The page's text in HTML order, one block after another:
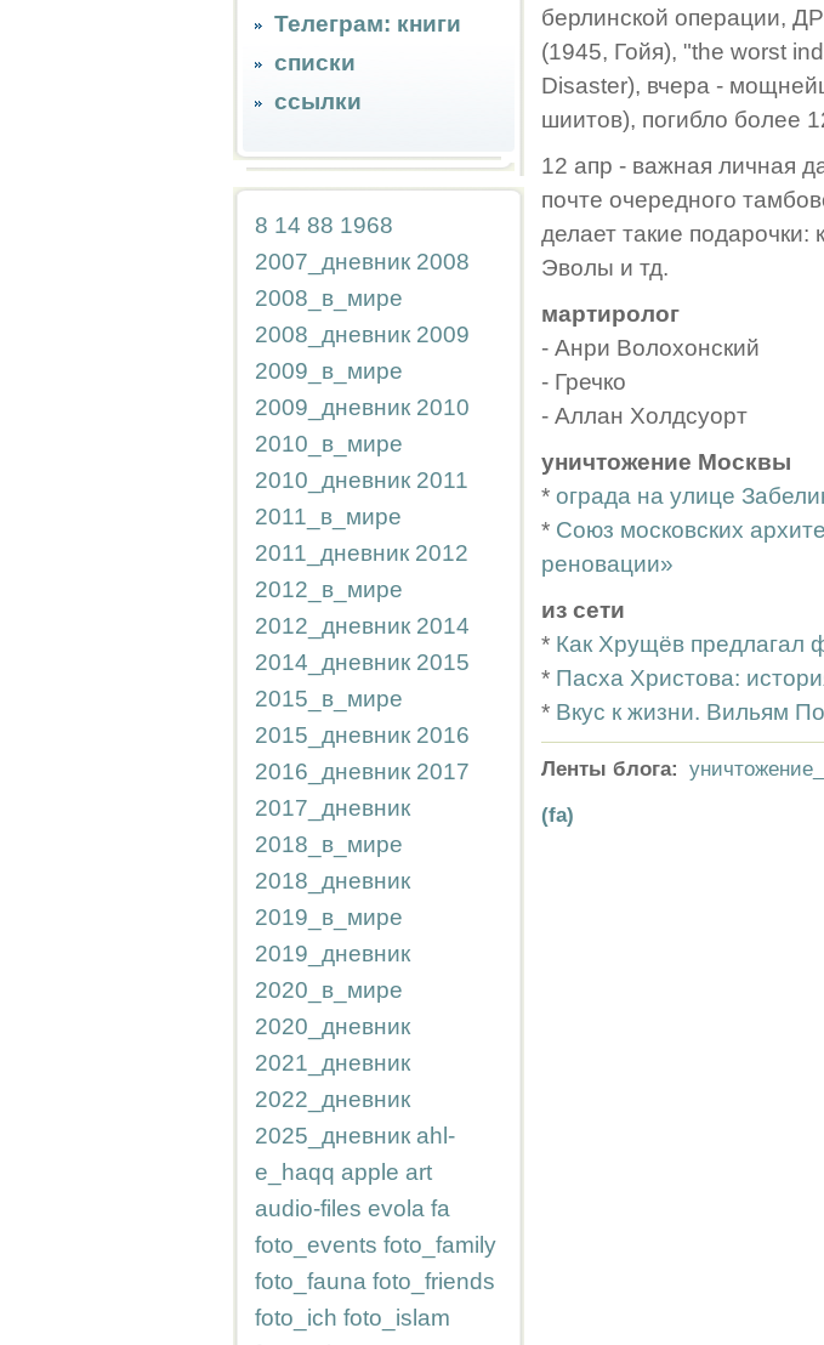
Телеграм: книги
списки
ссылки
8 14 88 1968
2007_дневник 2008
2008_в_мире
2008_дневник 2009
2009_в_мире
2009_дневник 2010
2010_в_мире
2010_дневник 2011
2011_в_мире
2011_дневник 2012
2012_в_мире
2012_дневник 2014
2014_дневник 2015
2015_в_мире
2015_дневник 2016
2016_дневник 2017
2017_дневник
2018_в_мире
2018_дневник
2019_в_мире
2019_дневник
2020_в_мире
2020_дневник
2021_дневник
2022_дневник
2025_дневник ahl-
e_haqq apple art
audio-files evola fa
foto_events foto_family
foto_fauna foto_friends
foto_ich foto_islam
берлинской операции,
(1945, Гойя), "the worst
Disaster), вчера -
шиитов), погибло более
12 апр - важная личная
почте очередного
делает такие
Эволы и тд.
мартиролог
- Анри Волохонский
- Гречко
- Аллан Холдсуорт
уничтожение Москвы
* ограда на улице
* Союз московских
реновации»
из сети
* Как Хрущёв предлагал
* Пасха Христова:
* Вкус к жизни. Вильям
Ленты блога:
(fa)